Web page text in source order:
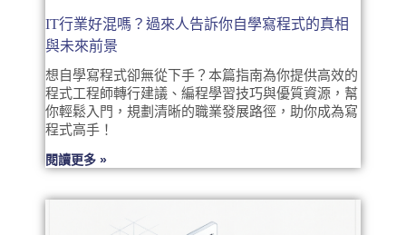
IT行業好混嗎？過來人告訴你自學寫程式的真相
與未來前景
想自學寫程式卻無從下手？本篇指南為你提供高效的
程式工程師轉行建議、編程學習技巧與優質資源，幫
你輕鬆入門，規劃清晰的職業發展路徑，助你成為寫
程式高手！
閱讀更多 »